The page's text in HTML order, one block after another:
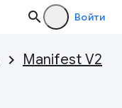
Войти
Manifest V2